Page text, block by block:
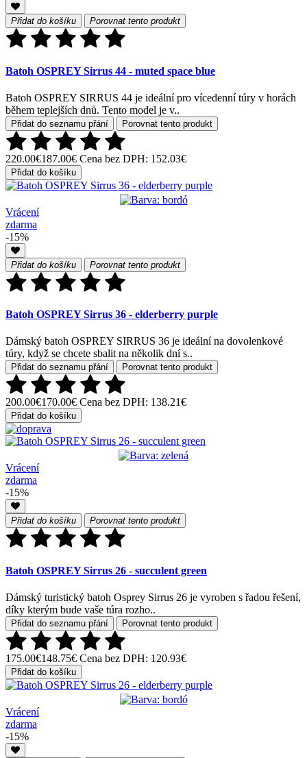
Přidat do košíku Porovnat tento produkt
Batoh OSPREY Sirrus 44 - muted space blue
Batoh OSPREY SIRRUS 44 je ideální pro vícedenní túry v horách
během teplejších dnů. Tento model je v..
Přidat do seznamu přání Porovnat tento produkt
220.00€187.00€ Cena bez DPH: 152.03€
Přidat do košíku
Vrácení
zdarma
-15%
Přidat do košíku Porovnat tento produkt
Batoh OSPREY Sirrus 36 - elderberry purple
Dámský batoh OSPREY SIRRUS 36 je ideální na dovolenkové
túry, když se chcete sbalit na několik dní s..
Přidat do seznamu přání Porovnat tento produkt
200.00€170.00€ Cena bez DPH: 138.21€
Přidat do košíku
Vrácení
zdarma
-15%
Přidat do košíku Porovnat tento produkt
Batoh OSPREY Sirrus 26 - succulent green
Dámský turistický batoh Osprey Sirrus 26 je vyroben s řadou řešení,
díky kterým bude vaše túra rozho..
Přidat do seznamu přání Porovnat tento produkt
175.00€148.75€ Cena bez DPH: 120.93€
Přidat do košíku
Vrácení
zdarma
-15%